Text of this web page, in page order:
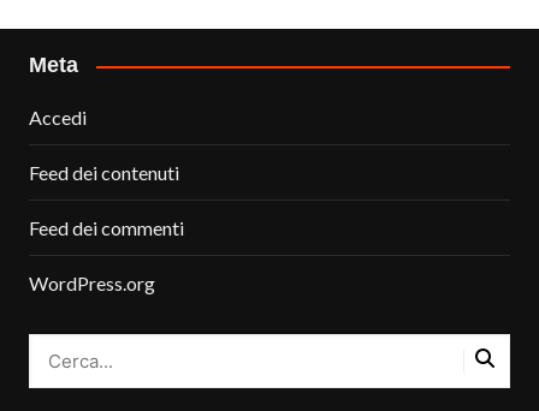
Meta
Accedi
Feed dei contenuti
Feed dei commenti
WordPress.org